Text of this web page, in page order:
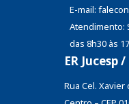
E-mail:
Atendimento:
das 8h30 às
ER Jucesp
Rua Cel. Xavier